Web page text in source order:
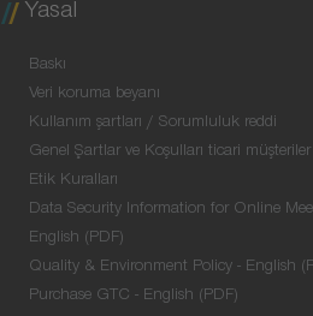
Yasal
Baskı
Veri koruma beyanı
Kullanım şartları / Sorumluluk reddi
Genel Şartlar ve Koşulları ticari müşteriler
Etik Kuralları
Data Security Information for Online
English (PDF)
Quality & Environment Policy - English
Purchase GTC - English (PDF)